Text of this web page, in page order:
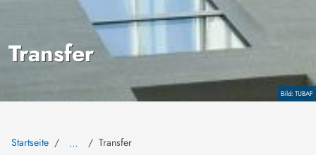
Copyright
TUBAF
Transfer
Startseite … Transfer